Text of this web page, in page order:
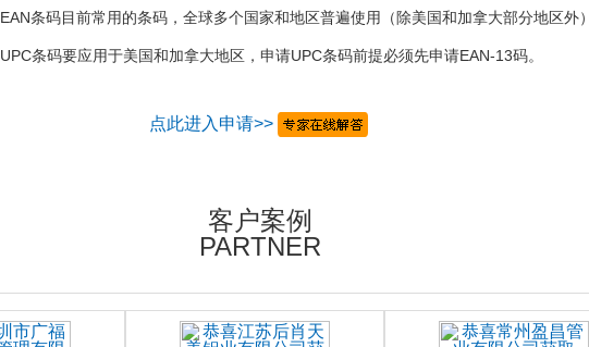
EAN条码目前常用的条码，全球多个国家和地区普遍使用（除美国和加拿大部分地区外
UPC条码要应用于美国和加拿大地区，申请UPC条码前提必须先申请EAN-13码。
点此进入申请>>
客户案例
PARTNER